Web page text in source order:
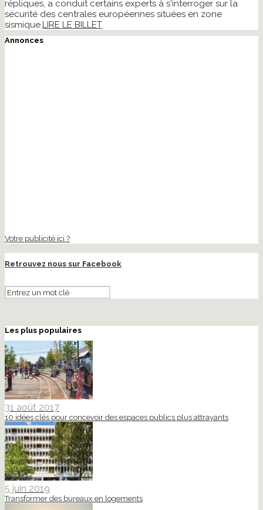
répliques, a conduit certains experts à s'interroger sur la
sécurité des centrales européennes situées en zone
sismique. LIRE LE BILLET
Annonces
Votre publicité ici ?
Retrouvez nous sur Facebook
Les plus populaires
31 août 2017
10 idées clés pour concevoir des espaces publics plus attrayants
5 juin 2019
Transformer des bureaux en logements